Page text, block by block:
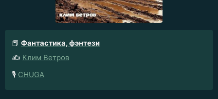
📕 Фантастика, фэнтези
✍️ Клим Ветров
🎙️ CHUGA